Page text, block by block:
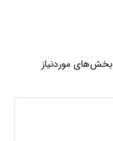
بخش‌های موردنیاز